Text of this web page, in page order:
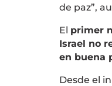
de paz”,
El primer
Israel no
en buena
Desde el